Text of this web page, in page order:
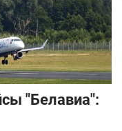
"Белавиа":